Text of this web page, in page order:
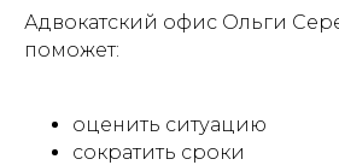
Адвокатский офис Ольги
поможет:
оценить ситуацию
сократить сроки